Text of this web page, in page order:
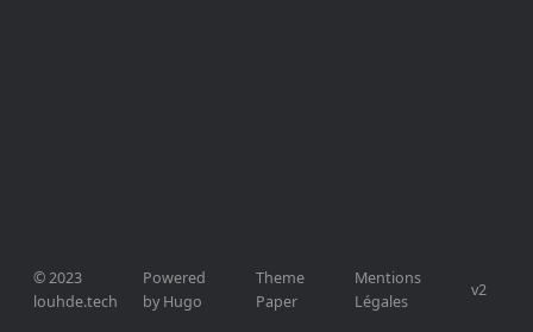
© 2023
louhde.tech
Powered
by Hugo️️
Theme
Paper
Mentions
Légales
v2